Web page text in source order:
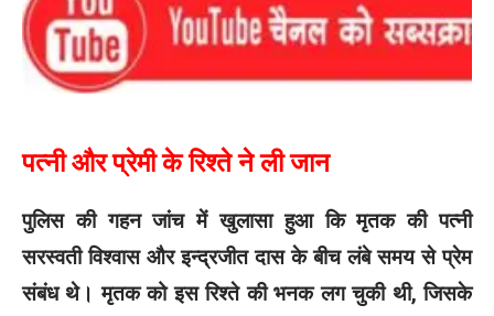
पत्नी और प्रेमी के रिश्ते ने ली जान
पुलिस की गहन जांच में खुलासा हुआ कि मृतक की पत्नी
सरस्वती विश्वास और इन्द्रजीत दास के बीच लंबे समय से प्रेम
संबंध थे। मृतक को इस रिश्ते की भनक लग चुकी थी, जिसके